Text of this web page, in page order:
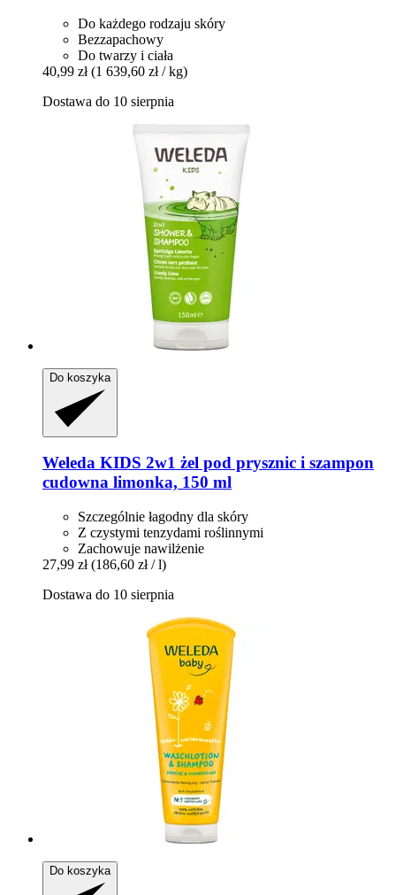
Do każdego rodzaju skóry
Bezzapachowy
Do twarzy i ciała
40,99 zł (1 639,60 zł / kg)
Dostawa do 10 sierpnia
Do koszyka
Weleda KIDS 2w1 żel pod prysznic i szampon
cudowna limonka, 150 ml
Szczególnie łagodny dla skóry
Z czystymi tenzydami roślinnymi
Zachowuje nawilżenie
27,99 zł (186,60 zł / l)
Dostawa do 10 sierpnia
Do koszyka